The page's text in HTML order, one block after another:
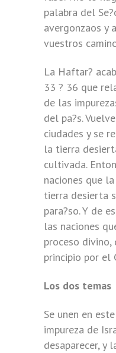
palabra del
avergonzaos y
vuestros
La Haftar?
33 ? 36 que
de las
del pa?s.
ciudades y se
la tierra
cultivada.
naciones que
tierra desierta
para?so. Y de
las naciones
proceso
principio por el
Los dos temas
Se unen en
impureza de
desaparecer, y